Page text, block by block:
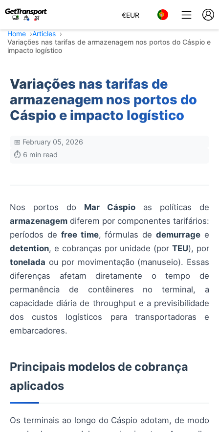
€EUR
Home
Articles
Variações nas tarifas de armazenagem nos portos do Cáspio e
impacto logístico
Variações nas tarifas de
armazenagem nos portos do
Cáspio e impacto logístico
📅 February 05, 2026
⏱️ 6 min read
Nos portos do Mar Cáspio as políticas de
armazenagem diferem por componentes tarifários:
períodos de free time, fórmulas dedemurrage e
detention, e cobranças por unidade (porTEU), por
tonelada ou por movimentação (manuseio). Essas
diferenças afetam diretamente o tempo de
permanência de contêineres no terminal, a
capacidade diária de throughput e a previsibilidade
dos custos logísticos para transportadoras e
embarcadores.
Principais modelos de cobrança
aplicados
Os terminais ao longo do Cáspio adotam, de modo